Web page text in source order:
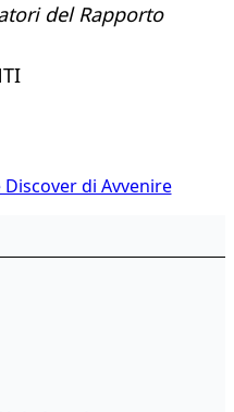
del Rapporto
di Avvenire